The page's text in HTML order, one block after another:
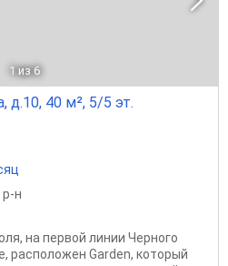
1 из 6
д.10, 40 м², 5/5 эт.
р-н
на первой линии Черного
расположен Garden, который